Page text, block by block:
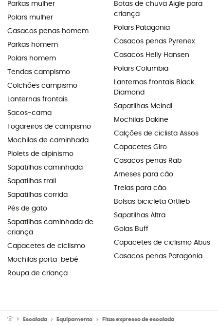
Parkas mulher
Polars mulher
Casacos penas homem
Parkas homem
Polars homem
Tendas campismo
Colchões campismo
Lanternas frontais
Sacos-cama
Fogareiros de campismo
Mochilas de caminhada
Piolets de alpinismo
Sapatilhas caminhada
Sapatilhas trail
Sapatilhas corrida
Pés de gato
Sapatilhas caminhada de
criança
Capacetes de ciclismo
Mochilas porta-bebé
Roupa de criança
Botas de chuva Aigle para
criança
Polars Patagonia
Casacos penas Pyrenex
Casacos Helly Hansen
Polars Columbia
Lanternas frontais Black
Diamond
Sapatilhas Meindl
Mochilas Dakine
Calções de ciclista Assos
Capacetes Giro
Casacos penas Rab
Arneses para cão
Trelas para cão
Bolsas bicicleta Ortlieb
Sapatilhas Altra
Golas Buff
Capacetes de ciclismo Abus
Casacos penas Patagonia
Escalada Equipamento Fitas expresso de escalada